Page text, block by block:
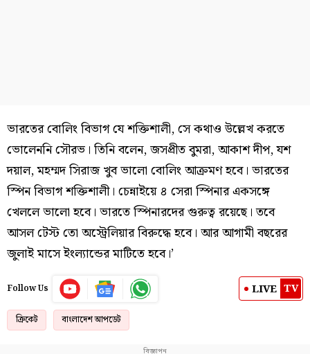
ভারতের বোলিং বিভাগ যে শক্তিশালী, সে কথাও উল্লেখ করতে
ভোলেননি সৌরভ। তিনি বলেন, জসপ্রীত বুমরা, আকাশ দীপ, যশ
দয়াল, মহম্মদ সিরাজ খুব ভালো বোলিং আক্রমণ হবে। ভারতের
স্পিন বিভাগ শক্তিশালী। চেন্নাইয়ে ৪ সেরা স্পিনার একসঙ্গে
খেললে ভালো হবে। ভারতে স্পিনারদের গুরুত্ব রয়েছে। তবে
আসল টেস্ট তো অস্ট্রেলিয়ার বিরুদ্ধে হবে। আর আগামী বছরের
জুলাই মাসে ইংল্যান্ডের মাটিতে হবে।’
Follow Us LIVE TV
ক্রিকেট বাংলাদেশ আপডেট